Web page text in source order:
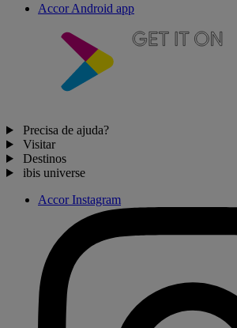
Accor Android app
Precisa de ajuda?
Visitar
Destinos
ibis universe
Accor Instagram